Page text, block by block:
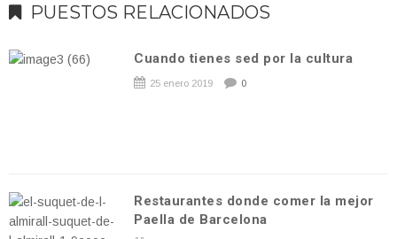
PUESTOS RELACIONADOS
Cuando tienes sed por la cultura
25 enero 2019 0
Restaurantes donde comer la mejor
Paella de Barcelona